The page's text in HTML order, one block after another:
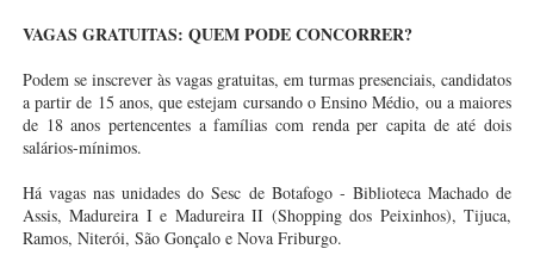
VAGAS GRATUITAS: QUEM PODE CONCORRER?
Podem se inscrever às vagas gratuitas, em turmas presenciais, candidatos
a partir de 15 anos, que estejam cursando o Ensino Médio, ou a maiores
de 18 anos pertencentes a famílias com renda per capita de até dois
salários-mínimos.
Há vagas nas unidades do Sesc de Botafogo - Biblioteca Machado de
Assis, Madureira I e Madureira II (Shopping dos Peixinhos), Tijuca,
Ramos, Niterói, São Gonçalo e Nova Friburgo.